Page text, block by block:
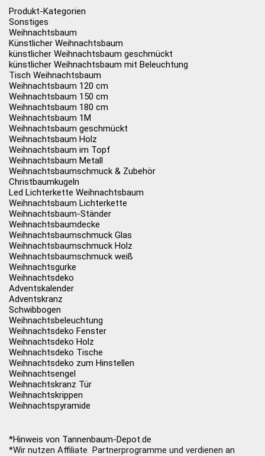
Produkt-Kategorien
Sonstiges
Weihnachtsbaum
Künstlicher Weihnachtsbaum
künstlicher Weihnachtsbaum geschmückt
künstlicher Weihnachtsbaum mit Beleuchtung
Tisch Weihnachtsbaum
Weihnachtsbaum 120 cm
Weihnachtsbaum 150 cm
Weihnachtsbaum 180 cm
Weihnachtsbaum 1M
Weihnachtsbaum geschmückt
Weihnachtsbaum Holz
Weihnachtsbaum im Topf
Weihnachtsbaum Metall
Weihnachtsbaumschmuck & Zubehör
Christbaumkugeln
Led Lichterkette Weihnachtsbaum
Weihnachtsbaum Lichterkette
Weihnachtsbaum-Ständer
Weihnachtsbaumdecke
Weihnachtsbaumschmuck Glas
Weihnachtsbaumschmuck Holz
Weihnachtsbaumschmuck weiß
Weihnachtsgurke
Weihnachtsdeko
Adventskalender
Adventskranz
Schwibbogen
Weihnachtsbeleuchtung
Weihnachtsdeko Fenster
Weihnachtsdeko Holz
Weihnachtsdeko Tische
Weihnachtsdeko zum Hinstellen
Weihnachtsengel
Weihnachtskranz Tür
Weihnachtskrippen
Weihnachtspyramide
*Hinweis von Tannenbaum-Depot.de
*Wir nutzen Affiliate Partnerprogramme und verdienen an